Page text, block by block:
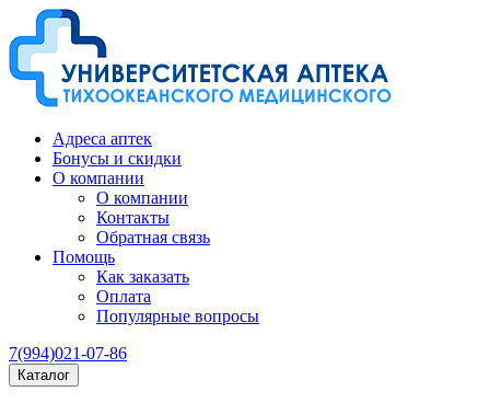
Адреса аптек
Бонусы и скидки
О компании
О компании
Контакты
Обратная связь
Помощь
Как заказать
Оплата
Популярные вопросы
7(994)021-07-86
Каталог